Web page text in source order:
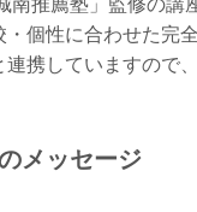
南推薦塾」監修の講
個性に合わせた完
連携していますので
メッセージ